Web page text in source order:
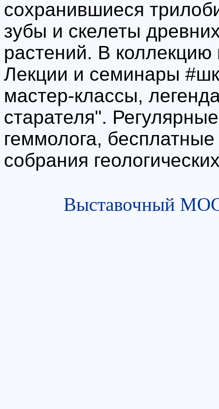
сохранившиеся
зубы и скелеты
растений. В коллекцию
Лекции и семинары
мастер-классы,
старателя".
геммолога,
собрания
Выставочный